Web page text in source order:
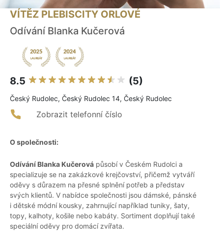
VÍTĚZ PLEBISCITY ORLOVÉ
Odívání Blanka Kučerová
8.5 (5)
Český Rudolec, Český Rudolec 14, Český Rudolec
Zobrazit telefonní číslo
O společnosti:
Odívání Blanka Kučerová působí v Českém Rudolci a
specializuje se na zakázkové krejčovství, přičemž vytváří
oděvy s důrazem na přesné splnění potřeb a představ
svých klientů. V nabídce společnosti jsou dámské, pánské
i dětské módní kousky, zahrnující například tuniky, šaty,
topy, kalhoty, košile nebo kabáty. Sortiment doplňují také
speciální oděvy pro domácí zvířata.